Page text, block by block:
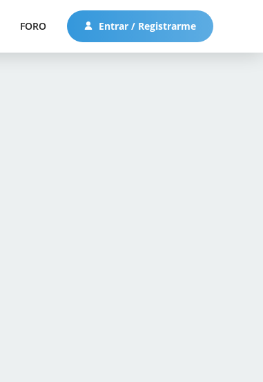
FORO Entrar / Registrarme